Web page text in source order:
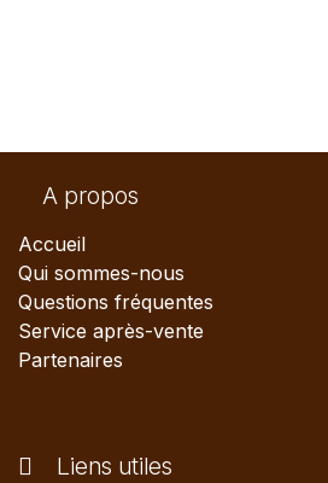
A propos
Accueil
Qui sommes-nous
Questions fréquentes
Service après-vente
Partenaires
Liens utiles